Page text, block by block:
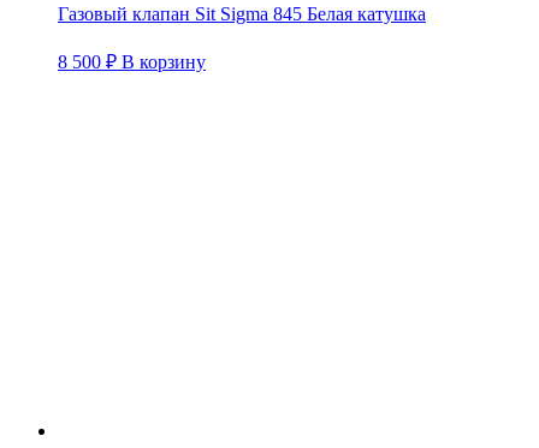
Газовый клапан Sit Sigma 845 Белая катушка
8 500 ₽ В корзину